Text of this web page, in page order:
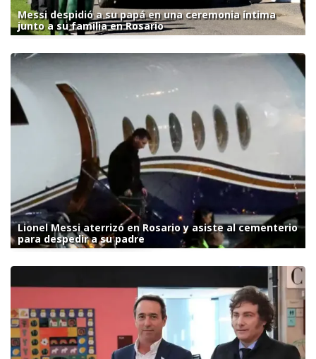
Messi despidió a su papá en una ceremonia íntima
junto a su familia en Rosario
Lionel Messi aterrizó en Rosario y asiste al cementerio
para despedir a su padre